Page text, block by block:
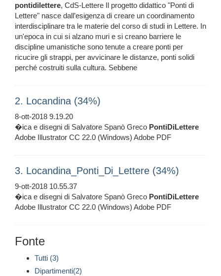
pontidilettere, CdS-Lettere Il progetto didattico "Ponti di
Lettere" nasce dall’esigenza di creare un coordinamento
interdisciplinare tra le materie del corso di studi in Lettere. In
un'epoca in cui si alzano muri e si creano barriere le
discipline umanistiche sono tenute a creare ponti per
ricucire gli strappi, per avvicinare le distanze, ponti solidi
perché costruiti sulla cultura. Sebbene
2. Locandina (34%)
8-ott-2018 9.19.20
�ica e disegni di Salvatore Spanò Greco PontiDiLettere
Adobe Illustrator CC 22.0 (Windows) Adobe PDF
3. Locandina_Ponti_Di_Lettere (34%)
9-ott-2018 10.55.37
�ica e disegni di Salvatore Spanò Greco PontiDiLettere
Adobe Illustrator CC 22.0 (Windows) Adobe PDF
Fonte
Tutti (3)
Dipartimenti(2)